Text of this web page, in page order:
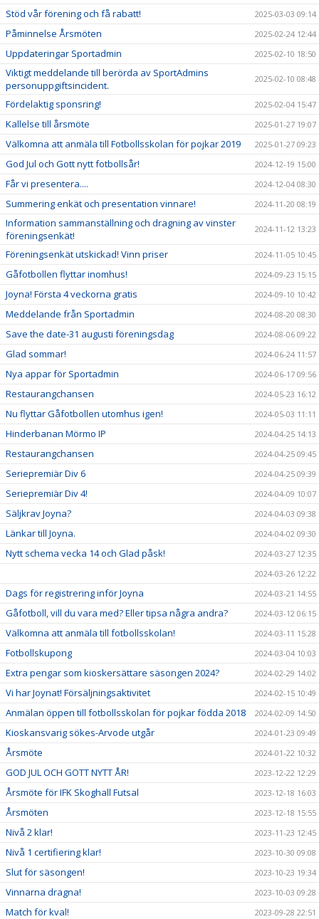
Stöd vår förening och få rabatt! 2025-03-03 09:14
Påminnelse Årsmöten 2025-02-24 12:44
Uppdateringar Sportadmin 2025-02-10 18:50
Viktigt meddelande till berörda av SportAdmins
personuppgiftsincident.
2025-02-10 08:48
Fördelaktig sponsring! 2025-02-04 15:47
Kallelse till årsmöte 2025-01-27 19:07
Välkomna att anmäla till Fotbollsskolan för pojkar 2019 2025-01-27 09:23
God Jul och Gott nytt fotbollsår! 2024-12-19 15:00
Får vi presentera.... 2024-12-04 08:30
Summering enkät och presentation vinnare! 2024-11-20 08:19
Information sammanställning och dragning av vinster
föreningsenkät!
2024-11-12 13:23
Föreningsenkät utskickad! Vinn priser 2024-11-05 10:45
Gåfotbollen flyttar inomhus! 2024-09-23 15:15
Joyna! Första 4 veckorna gratis 2024-09-10 10:42
Meddelande från Sportadmin 2024-08-20 08:30
Save the date-31 augusti föreningsdag 2024-08-06 09:22
Glad sommar! 2024-06-24 11:57
Nya appar för Sportadmin 2024-06-17 09:56
Restaurangchansen 2024-05-23 16:12
Nu flyttar Gåfotbollen utomhus igen! 2024-05-03 11:11
Hinderbanan Mörmo IP 2024-04-25 14:13
Restaurangchansen 2024-04-25 09:45
Seriepremiär Div 6 2024-04-25 09:39
Seriepremiär Div 4! 2024-04-09 10:07
Säljkrav Joyna? 2024-04-03 09:38
Länkar till Joyna. 2024-04-02 09:30
Nytt schema vecka 14 och Glad påsk!
2024-03-27 12:35
2024-03-26 12:22
Dags för registrering inför Joyna 2024-03-21 14:55
Gåfotboll, vill du vara med? Eller tipsa några andra? 2024-03-12 06:15
Välkomna att anmäla till fotbollsskolan! 2024-03-11 15:28
Fotbollskupong 2024-03-04 10:03
Extra pengar som kioskersättare säsongen 2024? 2024-02-29 14:02
Vi har Joynat! Försäljningsaktivitet 2024-02-15 10:49
Anmälan öppen till fotbollsskolan för pojkar födda 2018 2024-02-09 14:50
Kioskansvarig sökes-Arvode utgår 2024-01-23 09:49
Årsmöte 2024-01-22 10:32
GOD JUL OCH GOTT NYTT ÅR! 2023-12-22 12:29
Årsmöte för IFK Skoghall Futsal 2023-12-18 16:03
Årsmöten 2023-12-18 15:55
Nivå 2 klar! 2023-11-23 12:45
Nivå 1 certifiering klar! 2023-10-30 09:08
Slut för säsongen! 2023-10-23 19:34
Vinnarna dragna! 2023-10-03 09:28
Match för kval! 2023-09-28 22:51